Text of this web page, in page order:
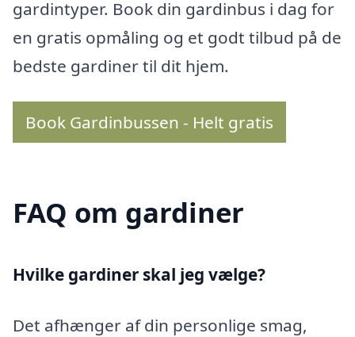
gardintyper. Book din gardinbus i dag for
en gratis opmåling og et godt tilbud på de
bedste gardiner til dit hjem.
Book Gardinbussen - Helt gratis
FAQ om gardiner
Hvilke gardiner skal jeg vælge?
Det afhænger af din personlige smag,